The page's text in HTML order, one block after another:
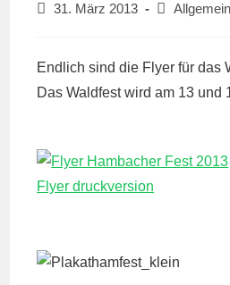
Beitrag
31. März 2013
Beitrags-
Allgemein
Endlich sind die Flyer für das
Das Waldfest wird am 13 und
Flyer druckversion